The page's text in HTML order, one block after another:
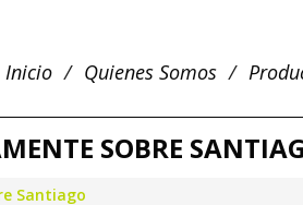
Inicio Quienes Somos
SOBRE
Santiago